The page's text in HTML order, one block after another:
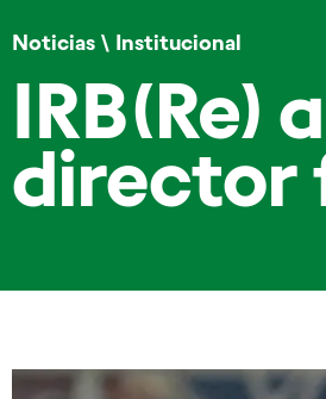
Noticias \ Institucional
IRB(Re)
director